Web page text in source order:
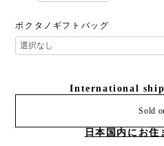
ボクタノギフトバッグ
International
Sold
日本国内にお住